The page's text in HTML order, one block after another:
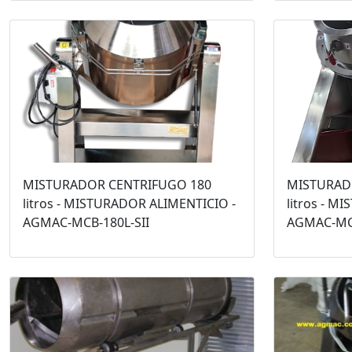
MISTURADOR CENTRIFUGO 180
litros - MISTURADOR ALIMENTICIO -
AGMAC-MCB-180L-SII
litros -
AGMAC-